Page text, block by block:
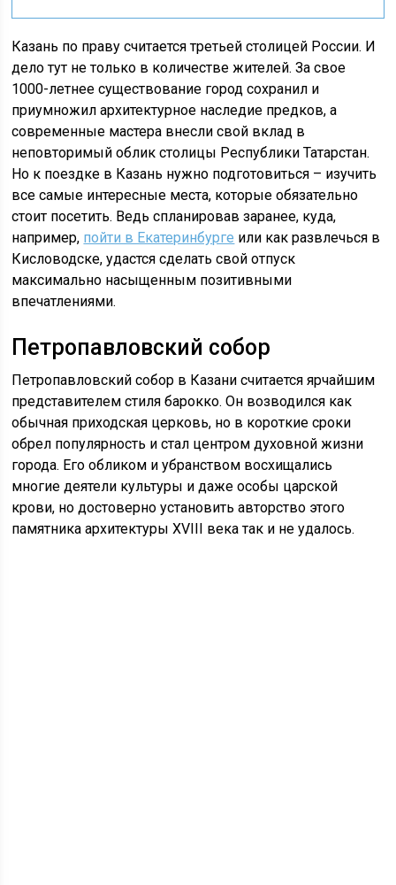
Казань по праву считается третьей столицей России. И
дело тут не только в количестве жителей. За свое
1000-летнее существование город сохранил и
приумножил архитектурное наследие предков, а
современные мастера внесли свой вклад в
неповторимый облик столицы Республики Татарстан.
Но к поездке в Казань нужно подготовиться – изучить
все самые интересные места, которые обязательно
стоит посетить. Ведь спланировав заранее, куда,
например, пойти в Екатеринбурге или как развлечься в
Кисловодске, удастся сделать свой отпуск
максимально насыщенным позитивными
впечатлениями.
Петропавловский собор
Петропавловский собор в Казани считается ярчайшим
представителем стиля барокко. Он возводился как
обычная приходская церковь, но в короткие сроки
обрел популярность и стал центром духовной жизни
города. Его обликом и убранством восхищались
многие деятели культуры и даже особы царской
крови, но достоверно установить авторство этого
памятника архитектуры XVIII века так и не удалось.